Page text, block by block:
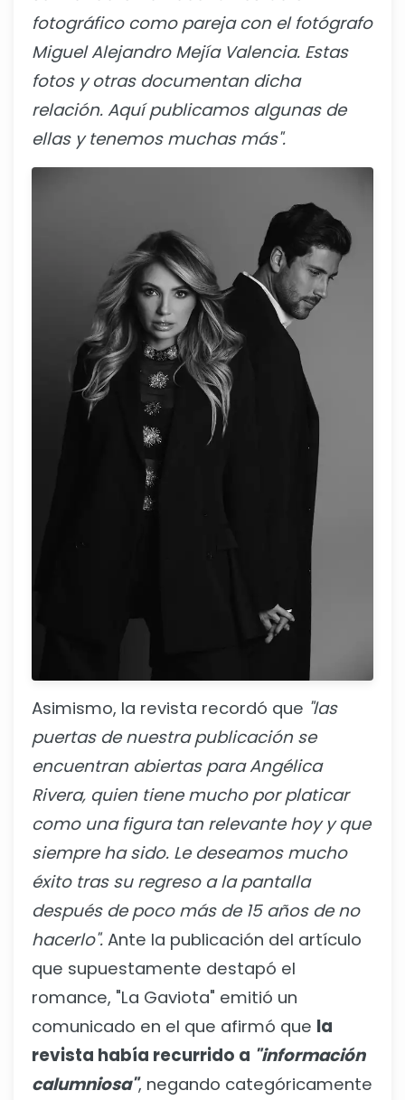
fotográfico como pareja con el fotógrafo
Miguel Alejandro Mejía Valencia. Estas
fotos y otras documentan dicha
relación. Aquí publicamos algunas de
ellas y tenemos muchas más".
Asimismo, la revista recordó que "las
puertas de nuestra publicación se
encuentran abiertas para Angélica
Rivera, quien tiene mucho por platicar
como una figura tan relevante hoy y que
siempre ha sido. Le deseamos mucho
éxito tras su regreso a la pantalla
después de poco más de 15 años de no
hacerlo". Ante la publicación del artículo
que supuestamente destapó el
romance, "La Gaviota" emitió un
comunicado en el que afirmó que la
revista había recurrido a "información
calumniosa", negando categóricamente